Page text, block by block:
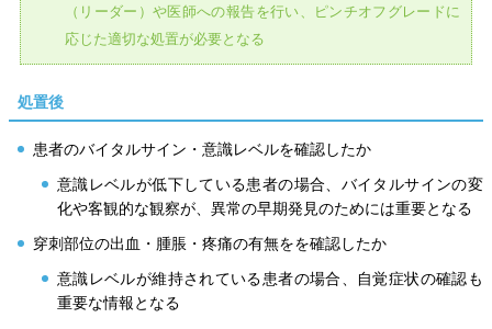
（リーダー）や医師への報告を行い、ピンチオフグレードに
応じた適切な処置が必要となる
処置後
患者のバイタルサイン・意識レベルを確認したか
意識レベルが低下している患者の場合、バイタルサインの変
化や客観的な観察が、異常の早期発見のためには重要となる
穿刺部位の出血・腫脹・疼痛の有無をを確認したか
意識レベルが維持されている患者の場合、自覚症状の確認も
重要な情報となる